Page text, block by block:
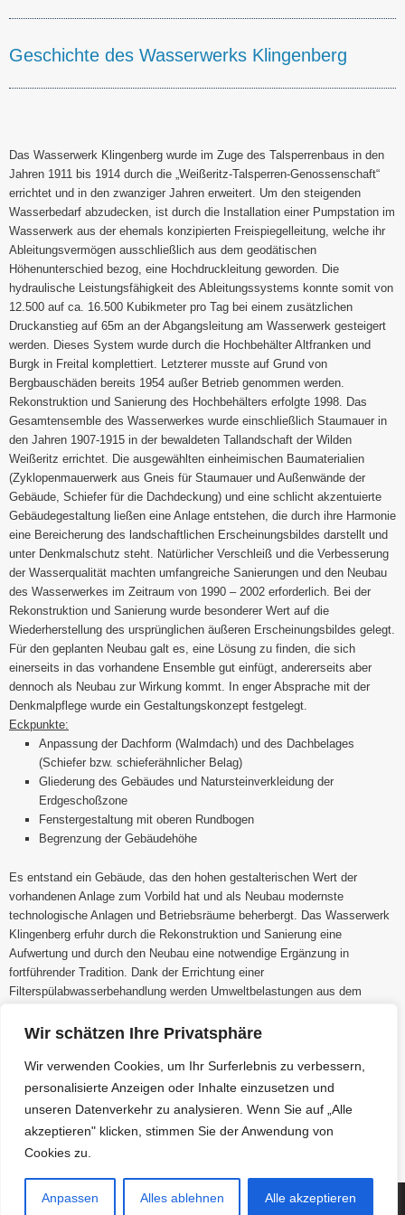
Wir schätzen Ihre Privatsphäre
Wir verwenden Cookies, um Ihr Surferlebnis zu verbessern,
personalisierte Anzeigen oder Inhalte einzusetzen und
unseren Datenverkehr zu analysieren. Wenn Sie auf „Alle
akzeptieren" klicken, stimmen Sie der Anwendung von
Cookies zu.
Anpassen Alles ablehnen Alle akzeptieren
Geschichte des Wasserwerks Klingenberg
Das Wasserwerk Klingenberg wurde im Zuge des Talsperrenbaus in den
Jahren 1911 bis 1914 durch die „Weißeritz-Talsperren-Genossenschaft“
errichtet und in den zwanziger Jahren erweitert. Um den steigenden
Wasserbedarf abzudecken, ist durch die Installation einer Pumpstation im
Wasserwerk aus der ehemals konzipierten Freispiegelleitung, welche ihr
Ableitungsvermögen ausschließlich aus dem geodätischen
Höhenunterschied bezog, eine Hochdruckleitung geworden. Die
hydraulische Leistungsfähigkeit des Ableitungssystems konnte somit von
12.500 auf ca. 16.500 Kubikmeter pro Tag bei einem zusätzlichen
Druckanstieg auf 65m an der Abgangsleitung am Wasserwerk gesteigert
werden. Dieses System wurde durch die Hochbehälter Altfranken und
Burgk in Freital komplettiert. Letzterer musste auf Grund von
Bergbauschäden bereits 1954 außer Betrieb genommen werden.
Rekonstruktion und Sanierung des Hochbehälters erfolgte 1998. Das
Gesamtensemble des Wasserwerkes wurde einschließlich Staumauer in
den Jahren 1907-1915 in der bewaldeten Tallandschaft der Wilden
Weißeritz errichtet. Die ausgewählten einheimischen Baumaterialien
(Zyklopenmauerwerk aus Gneis für Staumauer und Außenwände der
Gebäude, Schiefer für die Dachdeckung) und eine schlicht akzentuierte
Gebäudegestaltung ließen eine Anlage entstehen, die durch ihre Harmonie
eine Bereicherung des landschaftlichen Erscheinungsbildes darstellt und
unter Denkmalschutz steht. Natürlicher Verschleiß und die Verbesserung
der Wasserqualität machten umfangreiche Sanierungen und den Neubau
des Wasserwerkes im Zeitraum von 1990 – 2002 erforderlich. Bei der
Rekonstruktion und Sanierung wurde besonderer Wert auf die
Wiederherstellung des ursprünglichen äußeren Erscheinungsbildes gelegt.
Für den geplanten Neubau galt es, eine Lösung zu finden, die sich
einerseits in das vorhandene Ensemble gut einfügt, andererseits aber
dennoch als Neubau zur Wirkung kommt. In enger Absprache mit der
Denkmalpflege wurde ein Gestaltungskonzept festgelegt.
Eckpunkte:
Anpassung der Dachform (Walmdach) und des Dachbelages
(Schiefer bzw. schieferähnlicher Belag)
Gliederung des Gebäudes und Natursteinverkleidung der
Erdgeschoßzone
Fenstergestaltung mit oberen Rundbogen
Begrenzung der Gebäudehöhe
Es entstand ein Gebäude, das den hohen gestalterischen Wert der
vorhandenen Anlage zum Vorbild hat und als Neubau modernste
technologische Anlagen und Betriebsräume beherbergt. Das Wasserwerk
Klingenberg erfuhr durch die Rekonstruktion und Sanierung eine
Aufwertung und durch den Neubau eine notwendige Ergänzung in
fortführender Tradition. Dank der Errichtung einer
Filterspülabwasserbehandlung werden Umweltbelastungen aus dem
Weißeritz dann der Vergangenheit angehören.
Schema zur Trinkwasseraufbereitung
Klingenberg
(c) Copyright 2018 Wasserversorgung Weißeritzgruppe GmbH